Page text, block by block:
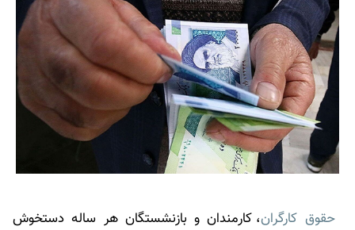
حقوق کارگران، کارمندان و بازنشستگان هر ساله دستخوش